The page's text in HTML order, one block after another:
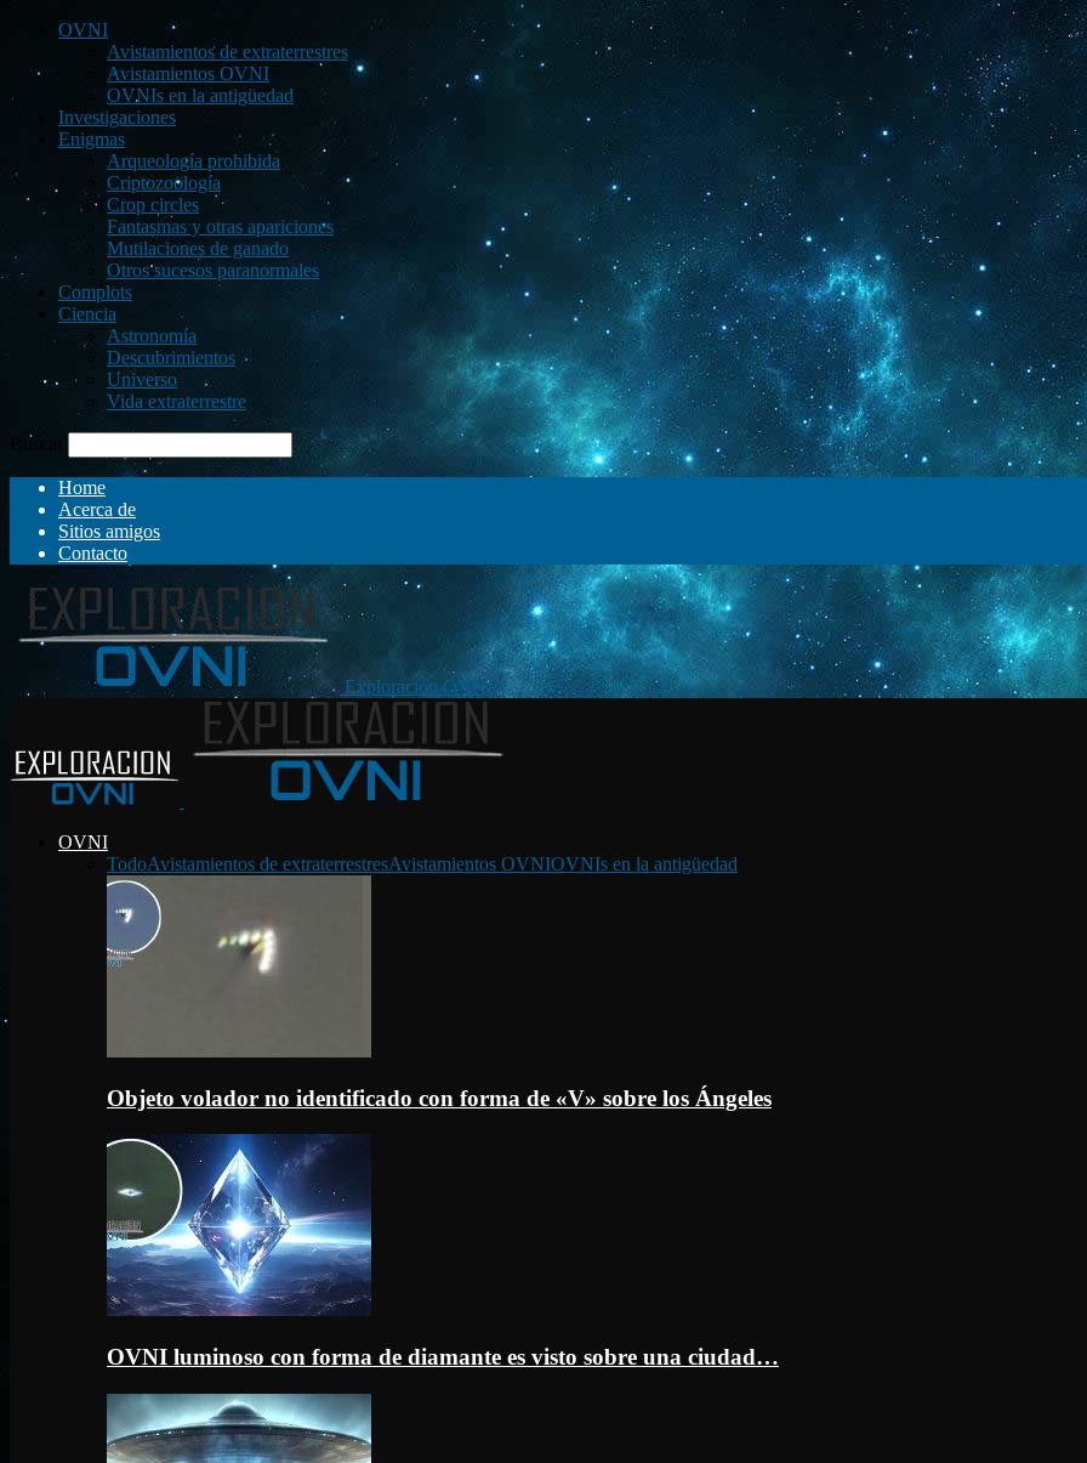
OVNI
Avistamientos de extraterrestres
Avistamientos OVNI
OVNIs en la antigüedad
Investigaciones
Enigmas
Arqueología prohibida
Criptozoología
Crop circles
Fantasmas y otras apariciones
Mutilaciones de ganado
Otros sucesos paranormales
Complots
Ciencia
Astronomía
Descubrimientos
Universo
Vida extraterrestre
Buscar
Home
Acerca de
Sitios amigos
Contacto
Exploración OVNI
OVNI
TodoAvistamientos de extraterrestresAvistamientos OVNIOVNIs en la antigüedad
Objeto volador no identificado con forma de «V» sobre los Ángeles
OVNI luminoso con forma de diamante es visto sobre una ciudad…